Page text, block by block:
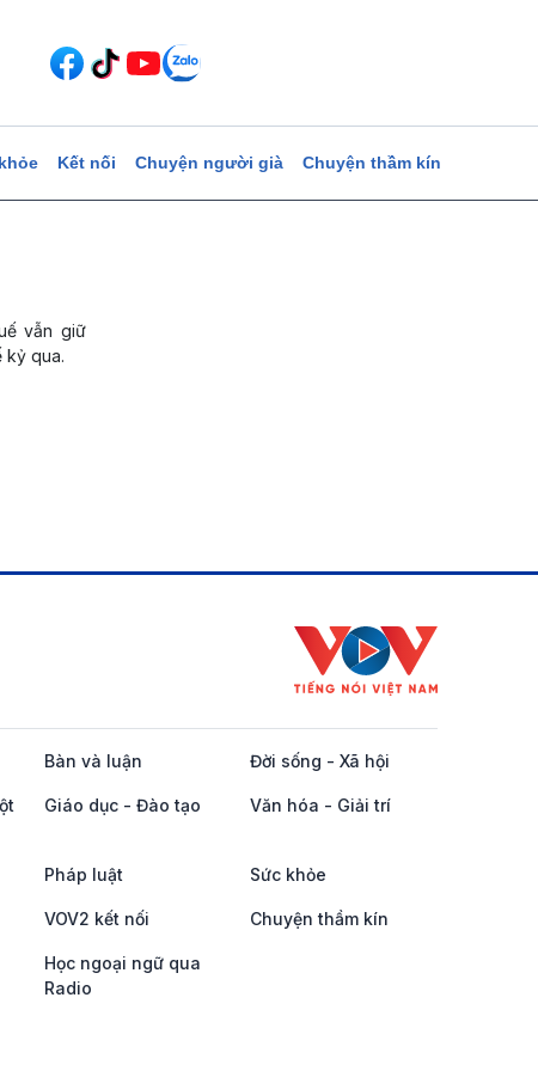
Kết nối Chuyện người già Chuyện thầm kín
vẫn giữ
kỷ qua.
Bàn và luận Đời sống - Xã hội
Giáo dục - Đào tạo Văn hóa - Giải trí
Pháp luật Sức khỏe
VOV2 kết nối Chuyện thầm kín
Học ngoại ngữ qua
Radio